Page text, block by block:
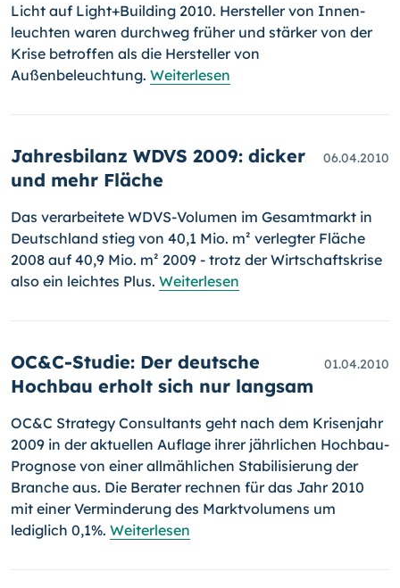
Licht auf Light+Building 2010. Hersteller von Innen­
leuch­ten waren durchweg früher und stärker von der
Krise betroffen als die Hersteller von
Außenbeleuchtung. Weiterlesen
Jahresbilanz WDVS 2009: dicker
und mehr Fläche
06.04.2010
Das verarbeitete WDVS-Volumen im Gesamtmarkt in
Deutschland stieg von 40,1 Mio. m² verlegter Fläche
2008 auf 40,9 Mio. m² 2009 - trotz der Wirtschaftskrise
also ein leichtes Plus. Weiterlesen
OC&C-Studie: Der deutsche
Hochbau erholt sich nur langsam
01.04.2010
OC&C Strategy Consultants geht nach dem Krisenjahr
2009 in der aktu­ellen Auflage ihrer jährlichen Hochbau-
Prognose von einer allmählichen Stabilisierung der
Branche aus. Die Berater rechnen für das Jahr 2010
mit einer Verminderung des Marktvolumens um
lediglich 0,1%. Weiterlesen